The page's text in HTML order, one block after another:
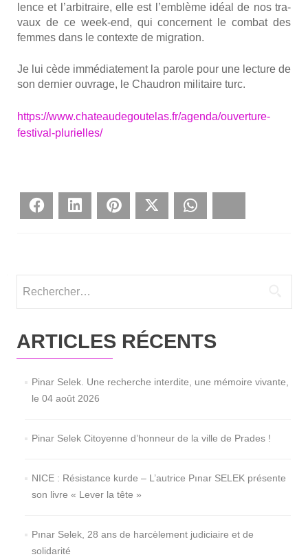
lence et l’arbitraire, elle est l’emblème idéal de nos tra­
vaux de ce week-end, qui concernent le com­bat des
femmes dans le contexte de migra­tion.
Je lui cède immé­dia­te­ment la parole pour une lec­ture de
son der­nier ouvrage, le Chau­dron mili­taire turc.
https://www.chateaudegoutelas.fr/agenda/ouverture-
festival-plurielles/
Face­bookLin­ke­dIn Pin­te­rest Twit­ter
ARTICLES RÉCENTS
Pinar Selek. Une recherche interdite, une mémoire vivante,
le 04 août 2026
Pinar Selek Citoyenne d’honneur de la ville de Prades !
NICE : Résistance kurde – L’autrice Pınar SELEK présente
son livre « Lever la tête »
Pınar Selek, 28 ans de harcèlement judiciaire et de
solidarité